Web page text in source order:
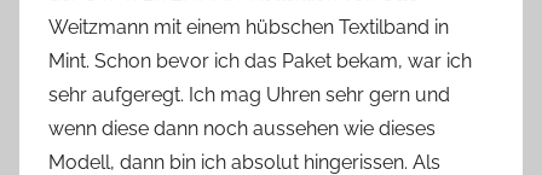
o
n
n
e
Weitzmann mit einem hübschen Textilband in
Mint. Schon bevor ich das Paket bekam, war ich
sehr aufgeregt. Ich mag Uhren sehr gern und
wenn diese dann noch aussehen wie dieses
Modell, dann bin ich absolut hingerissen. Als